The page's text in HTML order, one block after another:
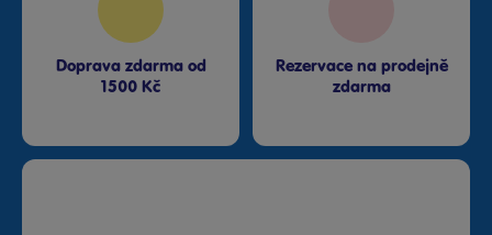
Doprava zdarma od
1500 Kč
Rezervace na prodejně
zdarma